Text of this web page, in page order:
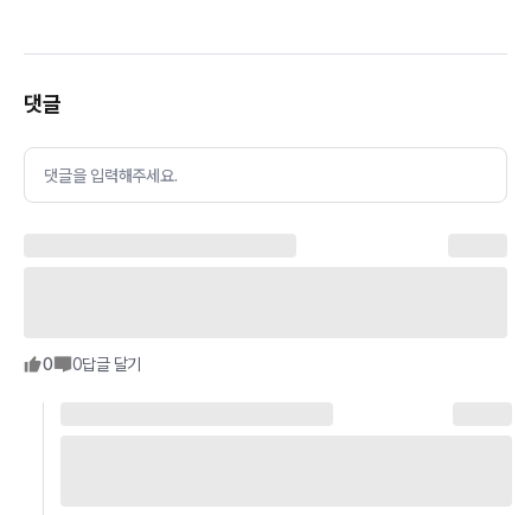
댓글
댓글을 입력해주세요.
0 0답글 달기